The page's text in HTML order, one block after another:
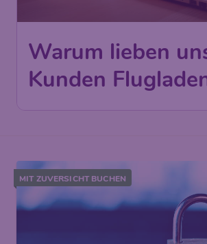
Warum lieben
Kunden
MIT ZUVERSICHT BUCHEN